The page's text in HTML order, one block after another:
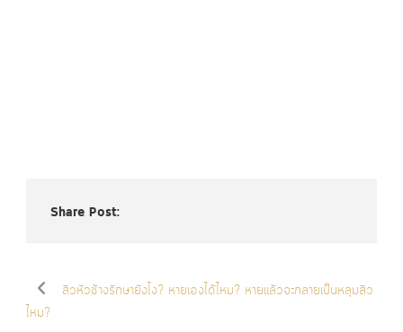
Share Post:
สิวหัวช้างรักษายังไง? หายเองได้ไหม? หายแล้วจะกลายเป็นหลุมสิว
ไหม?